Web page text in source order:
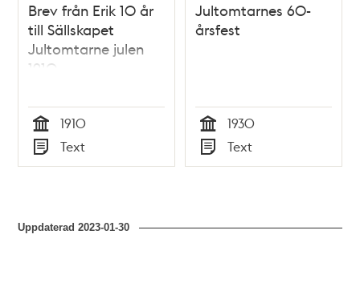
Brev från Erik 10 år
till Sällskapet
Jultomtarne julen
1910
Tid
1910
Typ
Text
Jultomtarnes 60-
årsfest
Tid
1930
Typ
Text
Uppdaterad2023-01-30